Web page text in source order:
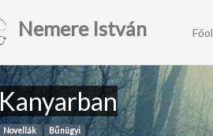
Nemere István
Kanyarban
Novellák Bűnügyi